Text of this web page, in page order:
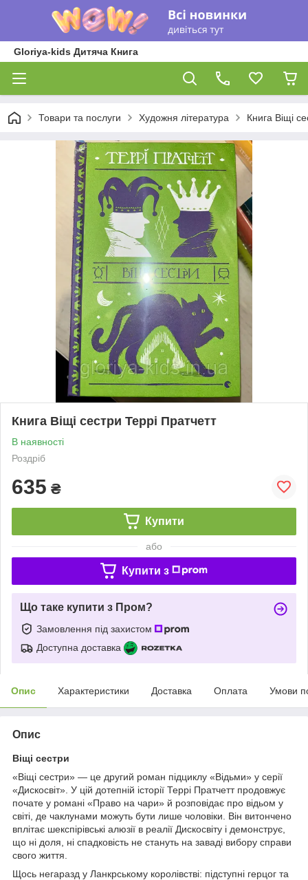
Gloriya-kids Дитяча Книга
Товари та послуги Художня література Книга Віщі
Книга Віщі сестри Террі Пратчетт
В наявності
Роздріб
635 ₴
Купити
або
Купити з
Що таке купити з Пром?
Замовлення під захистом
Доступна доставка
Опис Характеристики Доставка Оплата Умови
Опис
Віщі сестри
«Віщі сестри» — це другий роман підциклу «Відьми» у серії
«Дискосвіт». У цій дотепній історії Террі Пратчетт продовжує
почате у романі «Право на чари» й розповідає про відьом у
світі, де чаклунами можуть бути лише чоловіки. Він витончено
вплітає шекспірівські алюзії в реалії Дискосвіту і демонструє,
що ні доля, ні спадковість не стануть на заваді вибору справи
свого життя.
Щось негаразд у Ланкрському королівстві: підступні герцог та